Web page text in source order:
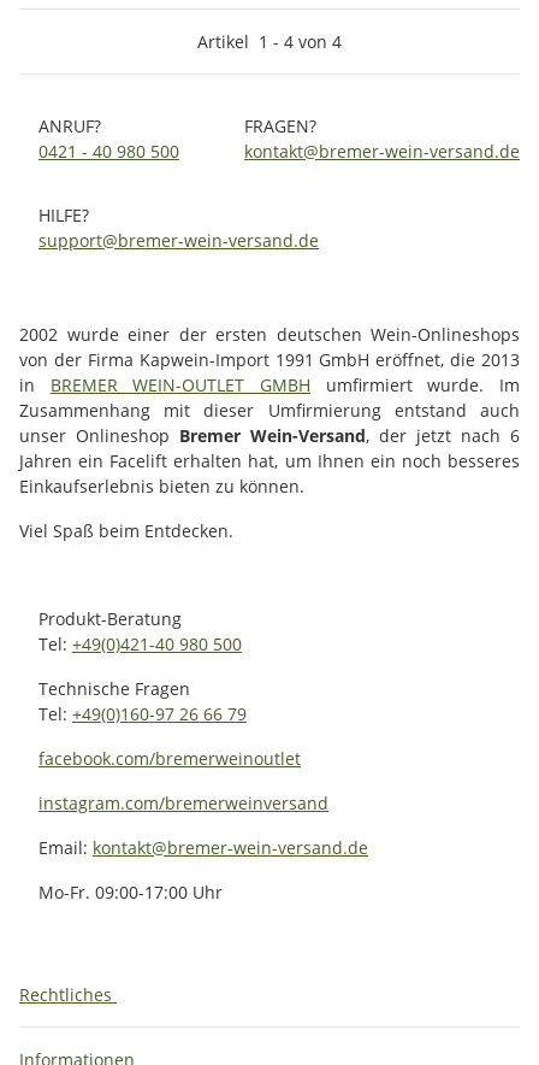
Artikel 1 - 4 von 4
ANRUF?
0421 - 40 980 500
FRAGEN?
kontakt@bremer-wein-versand.de
HILFE?
support@bremer-wein-versand.de
2002 wurde einer der ersten deutschen Wein-Onlineshops
von der Firma Kapwein-Import 1991 GmbH eröffnet, die 2013
in BREMER WEIN-OUTLET GMBH umfirmiert wurde. Im
Zusammenhang mit dieser Umfirmierung entstand auch
unser Onlineshop Bremer Wein-Versand, der jetzt nach 6
Jahren ein Facelift erhalten hat, um Ihnen ein noch besseres
Einkaufserlebnis bieten zu können.
Viel Spaß beim Entdecken.
Produkt-Beratung
Tel: +49(0)421-40 980 500
Technische Fragen
Tel: +49(0)160-97 26 66 79
facebook.com/bremerweinoutlet
instagram.com/bremerweinversand
Email: kontakt@bremer-wein-versand.de
Mo-Fr. 09:00-17:00 Uhr
Rechtliches
Informationen